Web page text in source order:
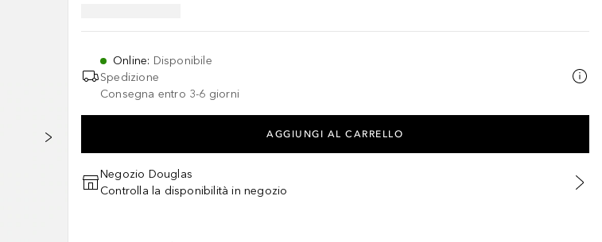
Online: Disponibile
Spedizione
Consegna entro 3-6 giorni
AGGIUNGI AL CARRELLO
Negozio Douglas
Controlla la disponibilità in negozio